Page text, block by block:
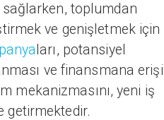
toplumdan
ve genişletmek için
ları, potansiyel
ve finansmana
mekanizmasını, yeni iş
getirmektedir.